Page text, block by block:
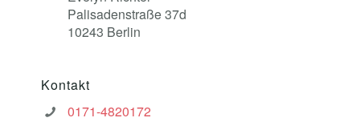
Palisadenstraße 37d
10243 Berlin
Kontakt
0171-4820172